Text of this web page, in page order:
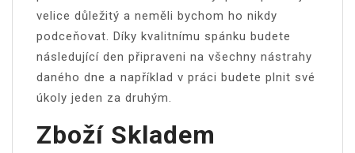
velice důležitý a neměli bychom ho nikdy
podceňovat. Díky kvalitnímu spánku budete
následující den připraveni na všechny nástrahy
daného dne a například v práci budete plnit své
úkoly jeden za druhým.
Zboží Skladem